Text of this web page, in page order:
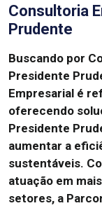
Consultoria
Prudente
Buscando por
Presidente
Empresarial é
oferecendo
Presidente
aumentar a
sustentáveis.
atuação em
setores, a